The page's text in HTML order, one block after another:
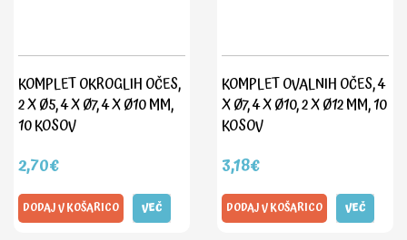
KOMPLET OKROGLIH OČES,
2 X Ø5, 4 X Ø7, 4 X Ø10 MM,
10 KOSOV
2,70€
DODAJ V KOŠARICO VEČ
KOMPLET OVALNIH OČES, 4
X Ø7, 4 X Ø10, 2 X Ø12 MM, 10
KOSOV
3,18€
DODAJ V KOŠARICO VEČ